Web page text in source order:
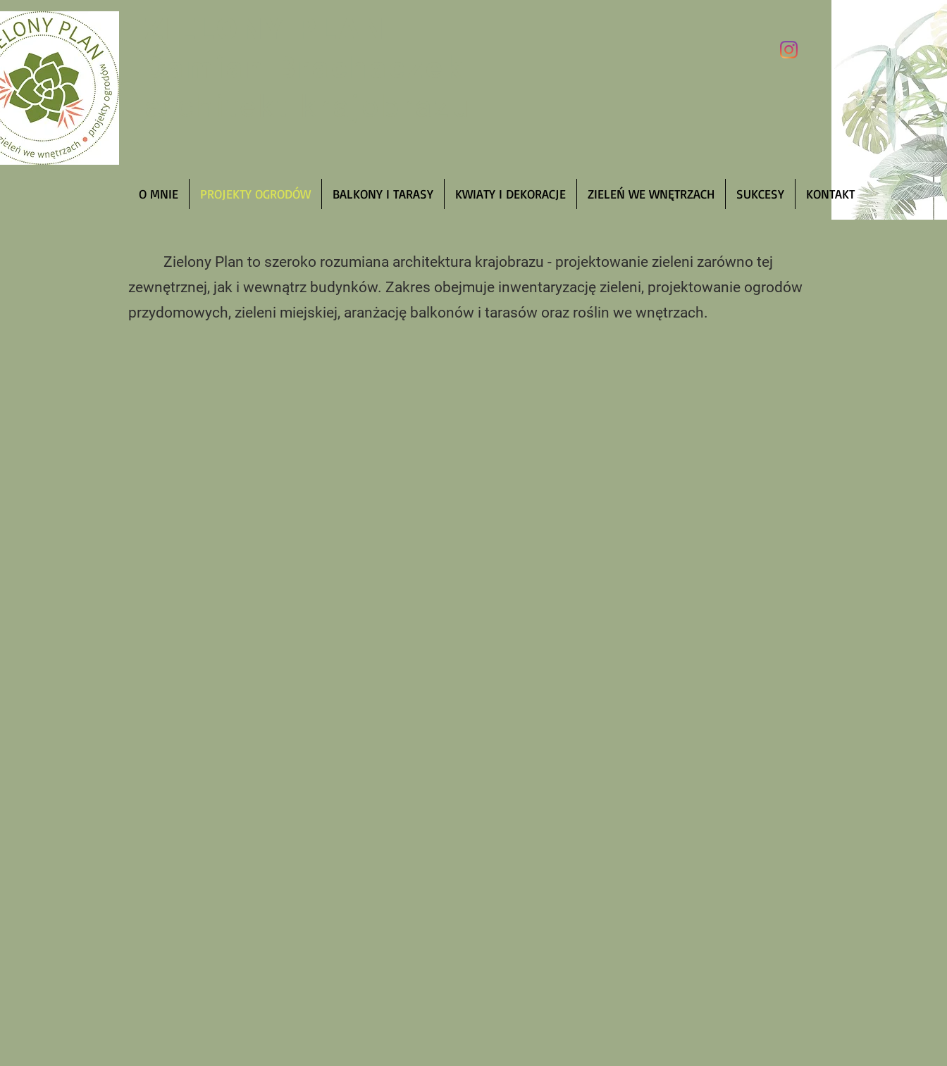
O MNIE PROJEKTY OGRODÓW BALKONY I TARASY KWIATY I DEKORACJE ZIELEŃ WE WNĘTRZACH SUKCESY KONTAKT
Zielony Plan to szeroko rozumiana architektura krajobrazu - projektowanie zieleni zarówno tej
zewnętrznej, jak i wewnątrz budynków. Zakres obejmuje inwentaryzację zieleni, projektowanie ogrodów
przydomowych, zieleni miejskiej, aranżację balkonów i tarasów oraz roślin we wnętrzach.